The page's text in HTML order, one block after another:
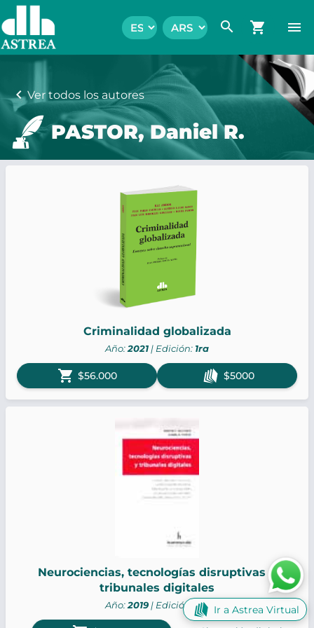
search shopping_cart menu
chevron_leftVer todos los autores
PASTOR, Daniel R.
Criminalidad globalizada
Año:2021 | Edición: 1ra
shopping_cart $56.000 $5000
Neurociencias, tecnologías disruptivas y
tribunales digitales
Año:2019 | Edición: 1ra Ir a Astrea Virtual